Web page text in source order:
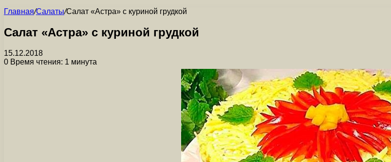
Главная/Салаты/Салат «Астра» с куриной грудкой
Салат «Астра» с куриной грудкой
15.12.2018
0 Время чтения: 1 минута